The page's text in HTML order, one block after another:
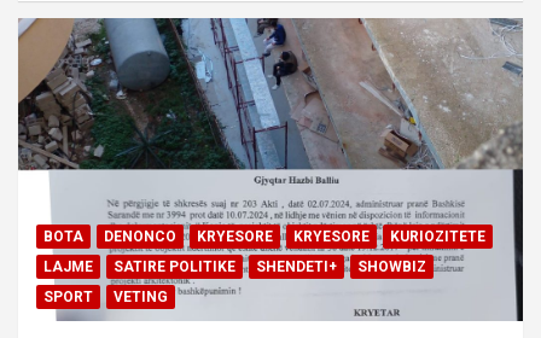
BOTA DENONCO KRYESORE KRYESORE
KURIOZITETE
LAJME
SATIRE POLITIKE SHENDETI+
SHOWBIZ
SPORT
VETING